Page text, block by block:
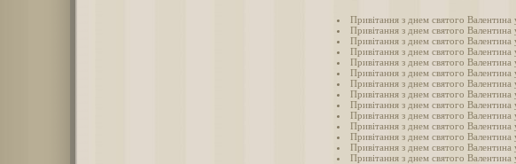
Привітання з днем святого Валентина
Привітання з днем святого Валентина
Привітання з днем святого Валентина
Привітання з днем святого Валентина
Привітання з днем святого Валентина
Привітання з днем святого
Привітання з днем святого Валентина
Привітання з днем святого Валентина
Привітання з днем святого Валентина
Привітання з днем святого Валентина
Привітання з днем святого Валентина
Привітання з днем святого Валентина
Привітання з днем святого Валентина
Привітання з днем святого Валентина